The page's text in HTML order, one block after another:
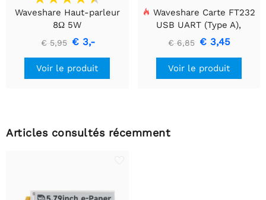
Waveshare Haut-parleur
8Ω 5W
€ 5,95 € 3,-
Voir le produit
Waveshare Carte FT232
USB UART (Type A),
Module de communication
USB vers TTL (UART)
€ 6,85 € 3,45
Voir le produit
Articles consultés récemment